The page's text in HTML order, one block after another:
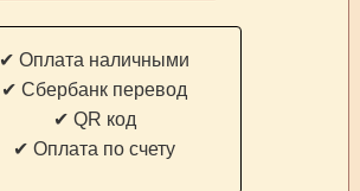
✔ Оплата наличными
✔ Cбербанк перевод
✔ QR код
✔ Оплата по счету